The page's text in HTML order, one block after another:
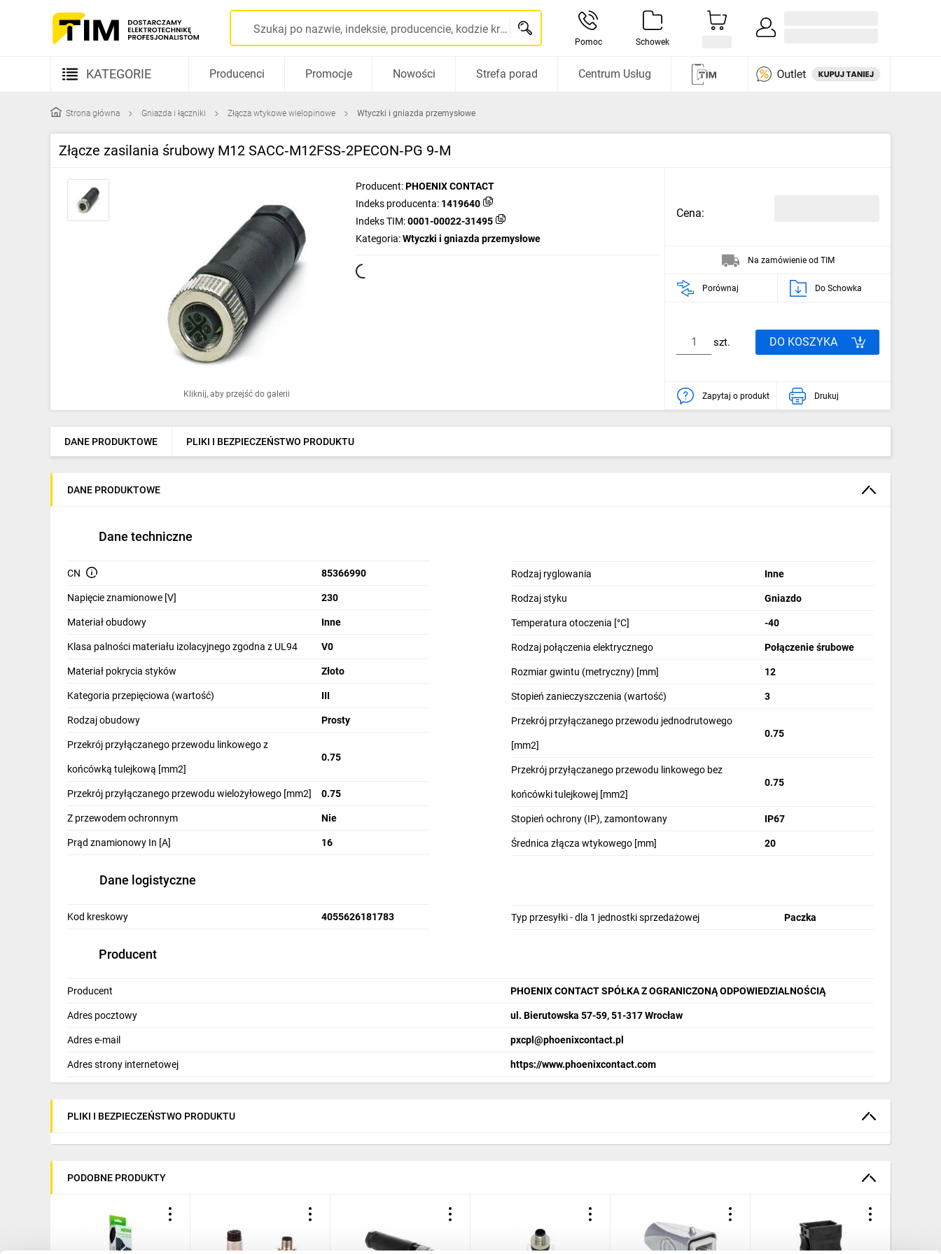
Szukaj po nazwie, indeksie, producencie, kodzie kreskowym...
Pomoc Schowek
KATEGORIE
Kable i przewody
Rozdzielnice i obudowy
Elementy prowadzenia kabli
Fotowoltaika
Ogrzewanie
Elektronarzędzia i mierniki
Dom i ogród
Odzież ochronna i BHP
Inne
Budowa i Remont
Elektronika
Smart home
Producenci Promocje Nowości Strefa porad Centrum Usług
Strona główna Gniazda i łączniki Złącza wtykowe wielopinowe Wtyczki i gniazda przemysłowe
Złącze zasilania śrubowy M12 SACC‑M12FSS‑2PECON‑PG 9‑M
Kliknij, aby przejść do galerii
Producent:PHOENIX CONTACT
Indeks producenta: 1419640
Indeks TIM:0001-00022-31495
Kategoria:Wtyczki i gniazda przemysłowe
Cena:
Na zamówienie od TIM
Porównaj Do Schowka
szt. DO KOSZYKA
Zapytaj o produkt Drukuj
DANE PRODUKTOWE PLIKI I BEZPIECZEŃSTWO PRODUKTU
DANE PRODUKTOWE
Dane techniczne
CN 85366990
Napięcie znamionowe [V] 230
Materiał obudowy Inne
Klasa palności materiału izolacyjnego zgodna z UL94 V0
Materiał pokrycia styków Złoto
Kategoria przepięciowa (wartość) III
Rodzaj obudowy Prosty
Przekrój przyłączanego przewodu linkowego z
końcówką tulejkową [mm2]
0.75
Przekrój przyłączanego przewodu wielożyłowego [mm2] 0.75
Z przewodem ochronnym Nie
Prąd znamionowy In [A] 16
Rodzaj ryglowania Inne
Rodzaj styku Gniazdo
Temperatura otoczenia [°C] -40
Rodzaj połączenia elektrycznego Połączenie śrubowe
Rozmiar gwintu (metryczny) [mm] 12
Stopień zanieczyszczenia (wartość) 3
Przekrój przyłączanego przewodu jednodrutowego
[mm2]
0.75
Przekrój przyłączanego przewodu linkowego bez
końcówki tulejkowej [mm2]
0.75
Stopień ochrony (IP), zamontowany IP67
Średnica złącza wtykowego [mm] 20
Dane logistyczne
Kod kreskowy 4055626181783 Typ przesyłki - dla 1 jednostki sprzedażowej Paczka
Producent
Producent PHOENIX CONTACT SPÓŁKA Z OGRANICZONĄ ODPOWIEDZIALNOŚCIĄ
Adres pocztowy ul. Bierutowska 57-59, 51-317 Wrocław
Adres e-mail pxcpl@phoenixcontact.pl
Adres strony internetowej https://www.phoenixcontact.com
PLIKI I BEZPIECZEŃSTWO PRODUKTU
PODOBNE PRODUKTY